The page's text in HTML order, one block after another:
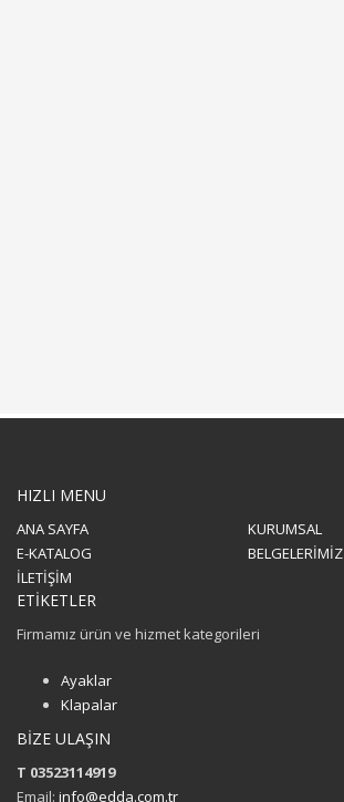
HIZLI MENU
ANA SAYFA
KURUMSAL
E-KATALOG
BELGELERİMİZ
İLETİŞİM
ETİKETLER
Firmamız ürün ve hizmet kategorileri
Ayaklar
Klapalar
BİZE ULAŞIN
T 03523114919
Email: info@edda.com.tr